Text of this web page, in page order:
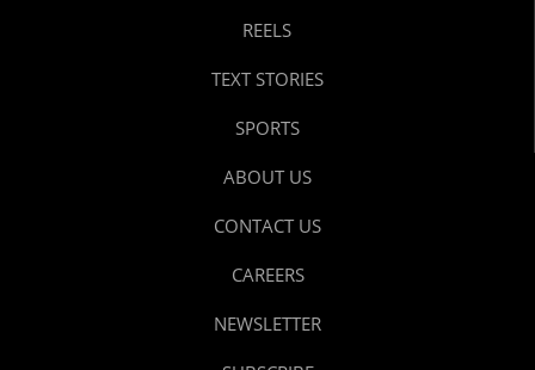
REELS
TEXT STORIES
SPORTS
ABOUT US
CONTACT US
CAREERS
NEWSLETTER